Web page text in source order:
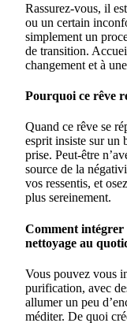
Rassurez-vous, il
ou un certain
simplement un
de transition.
changement et à
Pourquoi ce rêve
Quand ce rêve se
esprit insiste sur un
prise. Peut-être
source de la
vos ressentis, et
plus sereinement.
Comment intégrer
nettoyage au
Vous pouvez vous
purification, avec
allumer un peu
méditer. De quoi